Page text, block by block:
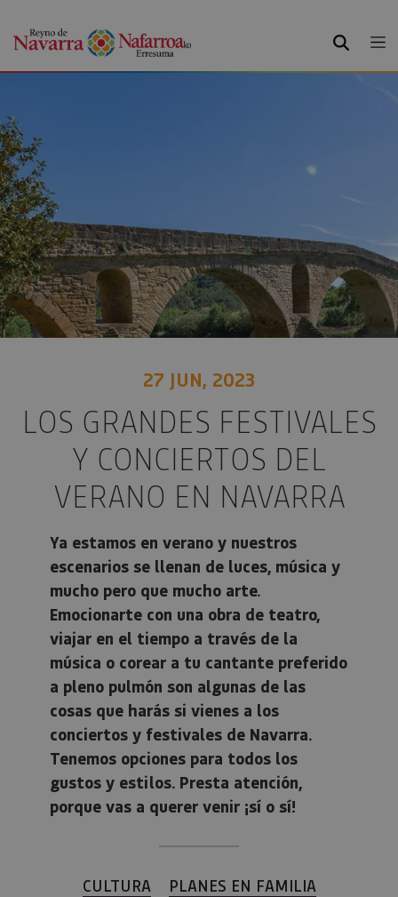
BUSCAR
27 JUN, 2023
LOS GRANDES FESTIVALES
Y CONCIERTOS DEL
VERANO EN NAVARRA
Ya estamos en verano y nuestros
escenarios se llenan de luces, música y
mucho pero que mucho arte.
Emocionarte con una obra de teatro,
viajar en el tiempo a través de la
música o corear a tu cantante preferido
a pleno pulmón son algunas de las
cosas que harás si vienes a los
conciertos y festivales de Navarra.
Tenemos opciones para todos los
gustos y estilos. Presta atención,
porque vas a querer venir ¡sí o sí!
CULTURA PLANES EN FAMILIA